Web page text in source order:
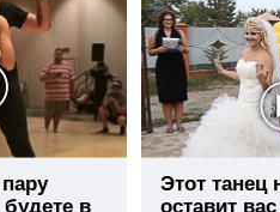
в
Этот танец
оставит